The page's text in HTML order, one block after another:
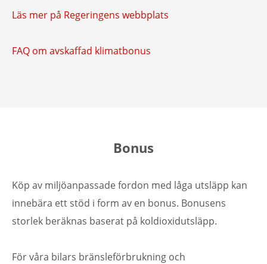
Läs mer på Regeringens webbplats
FAQ om avskaffad klimatbonus
Bonus
Köp av miljöanpassade fordon med låga utsläpp kan
innebära ett stöd i form av en bonus. Bonusens
storlek beräknas baserat på koldioxidutsläpp.
För våra bilars bränsleförbrukning och